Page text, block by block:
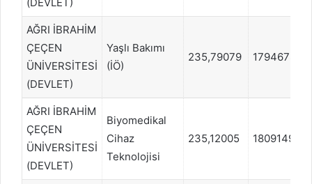
AĞRI İBRAHİM
ÇEÇEN
ÜNİVERSİTESİ
(DEVLET)
Yaşlı Bakımı
(İÖ)
235,79079 1794678
AĞRI İBRAHİM
ÇEÇEN
ÜNİVERSİTESİ
(DEVLET)
Biyomedikal
Cihaz
Teknolojisi
235,12005 1809149